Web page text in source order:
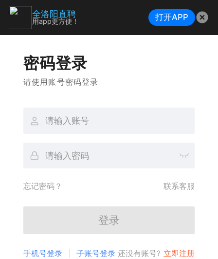
密码登录
请使用账号密码登录
忘记密码？ 联系客服
登录
手机号登录 子账号登录 还没有账号? 立即注册
全洛阳直聘
用app更方便！ 打开APP